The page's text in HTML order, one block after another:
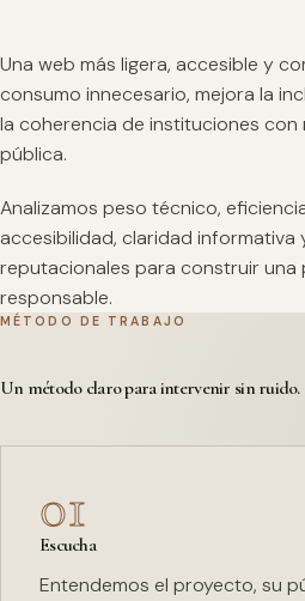
Una web más ligera, accesible y
consumo innecesario, mejora la
la coherencia de instituciones con
pública.
Analizamos peso técnico,
accesibilidad, claridad informativa
reputacionales para construir una
responsable.
MÉTODO DE TRABAJO
Un método claro para intervenir sin ruido.
01
Escucha
Entendemos el proyecto, su